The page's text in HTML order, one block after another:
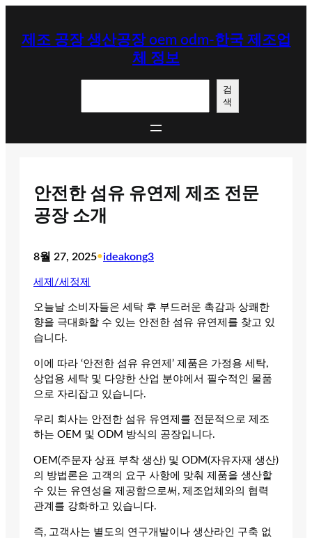
제조 공장 생산공장 oem odm-한국 제조업
체 정보
검
색
안전한 섬유 유연제 제조 전문
공장 소개
8월 27, 2025•ideakong3
세제/세정제
오늘날 소비자들은 세탁 후 부드러운 촉감과 상쾌한
향을 극대화할 수 있는 안전한 섬유 유연제를 찾고 있
습니다.
이에 따라 ‘안전한 섬유 유연제’ 제품은 가정용 세탁,
상업용 세탁 및 다양한 산업 분야에서 필수적인 물품
으로 자리잡고 있습니다.
우리 회사는 안전한 섬유 유연제를 전문적으로 제조
하는 OEM 및 ODM 방식의 공장입니다.
OEM(주문자 상표 부착 생산) 및 ODM(자유자재 생산)
의 방법론은 고객의 요구 사항에 맞춰 제품을 생산할
수 있는 유연성을 제공함으로써, 제조업체와의 협력
관계를 강화하고 있습니다.
즉, 고객사는 별도의 연구개발이나 생산라인 구축 없